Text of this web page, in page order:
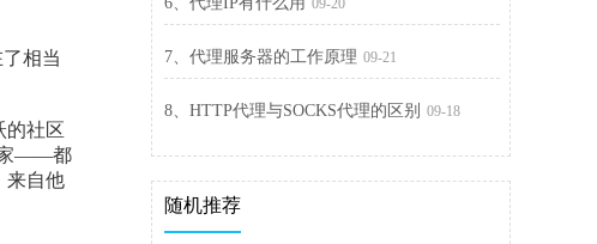
相当
社区
家——都
来自他
7、代理服务器的工作原理 09-21
8、HTTP代理与SOCKS代理的区别 09-18
随机推荐